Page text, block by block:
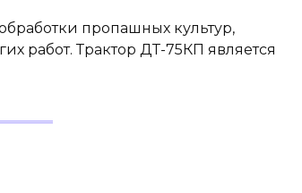
пропашных культур,
работ. Трактор ДТ-75КП является